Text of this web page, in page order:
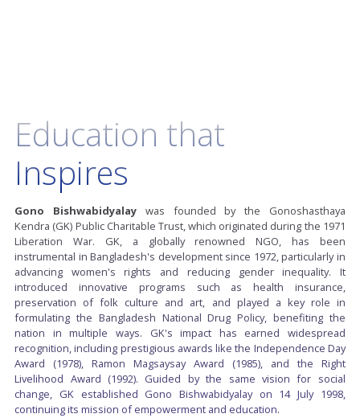
Education that
Inspires
Gono Bishwabidyalaywas founded by the Gonoshasthaya
Kendra (GK) Public Charitable Trust, which originated during the 1971
Liberation War. GK, a globally renowned NGO, has been
instrumental in Bangladesh's development since 1972, particularly in
advancing women's rights and reducing gender inequality. It
introduced innovative programs such as health insurance,
preservation of folk culture and art, and played a key role in
formulating the Bangladesh National Drug Policy, benefiting the
nation in multiple ways. GK's impact has earned widespread
recognition, including prestigious awards like the Independence Day
Award (1978), Ramon Magsaysay Award (1985), and the Right
Livelihood Award (1992). Guided by the same vision for social
change, GK established Gono Bishwabidyalay on 14 July 1998,
continuing its mission of empowerment and education.